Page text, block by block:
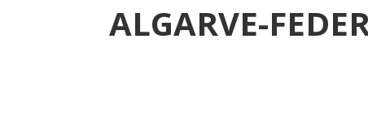
ALGARVE-